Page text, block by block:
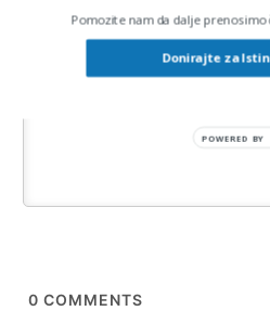
0 COMMENTS
Pomozite nam da dalje
Donirajte za
POWERED BY